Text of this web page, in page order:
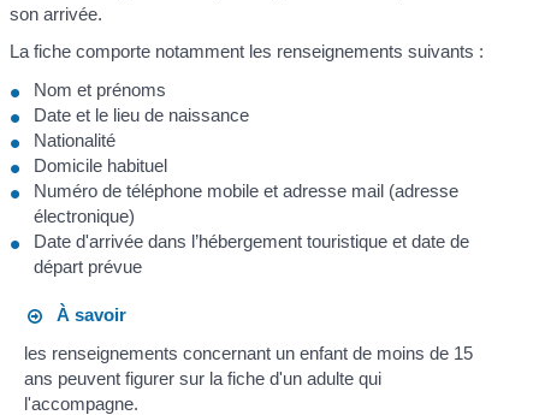
son arrivée.
La fiche comporte notamment les renseignements suivants :
Nom et prénoms
Date et le lieu de naissance
Nationalité
Domicile habituel
Numéro de téléphone mobile et adresse mail (adresse
électronique)
Date d'arrivée dans l’hébergement touristique et date de
départ prévue
À savoir
les renseignements concernant un enfant de moins de 15
ans peuvent figurer sur la fiche d'un adulte qui
l'accompagne.